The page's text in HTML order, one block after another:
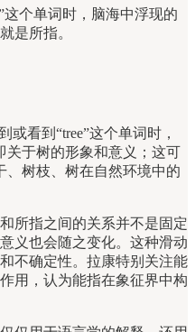
这个单词时，脑海中浮现的
是所指。
或看到“tree”这个单词时，
关于树的形象和意义；这可
、树枝、树在自然环境中的
所指之间的关系并不是固定
义也会随之变化。这种滑动
不确定性。拉康特别关注能
用，认为能指在象征界中构